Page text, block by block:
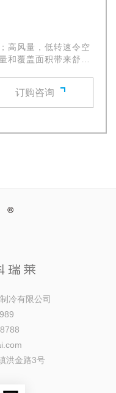
高风量，低转速令空
和覆盖面积带来舒适
订购咨询
冷有限公司
洪金路3号